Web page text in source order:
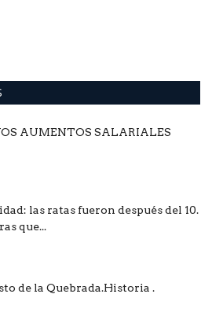
AUMENTOS SALARIALES
las ratas fueron después del 10.
que...
de la Quebrada.Historia .